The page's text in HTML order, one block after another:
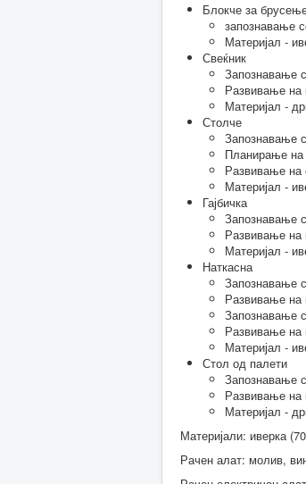
Блокче за
запознавање
Материјал -
Свеќник
Запознавање
Развивање на
Материјал -
Столче
Запознавање
Планирање на
Развивање на
Материјал -
Гајбичка
Запознавање
Развивање на
Материјал -
Наткасна
Запознавање
Развивање
Запознавање
Развивање на
Материјал -
Стол од палети
Запознавање
Развивање на
Материјал -
Материјали: иверка
Рачен алат: молив,